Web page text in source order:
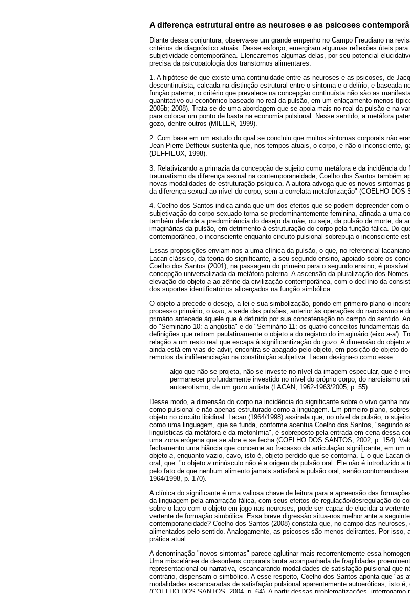
A diferença estrutural entre as neuroses e as psicoses
Diante dessa conjuntura, observa-se um grande empenho no Campo Freudiano na
critérios de diagnóstico atuais. Desse esforço, emergiram algumas reflexões úteis
subjetividade contemporânea. Elencaremos algumas delas, por seu potencial
precisa da psicopatologia dos transtornos alimentares:
1. A hipótese de que existe uma continuidade entre as neuroses e as psicoses, de
descontinuísta, calcada na distinção estrutural entre o sintoma e o delírio, e baseada
função paterna, o critério que prevalece na concepção continuísta não são as
quantitativo ou econômico baseado no real da pulsão, em um enlaçamento menos
2005b; 2008). Trata-se de uma abordagem que se apoia mais no real da pulsão e na
para colocar um ponto de basta na economia pulsional. Nesse sentido, a metáfora
gozo, dentre outros (MILLER, 1999).
2. Com base em um estudo do qual se concluiu que muitos sintomas corporais não
Jean-Pierre Deffieux sustenta que, nos tempos atuais, o corpo, e não o inconsciente,
(DEFFIEUX, 1998).
3. Relativizando a primazia da concepção de sujeito como metáfora e da incidência do
traumatismo da diferença sexual na contemporaneidade, Coelho dos Santos também
novas modalidades de estruturação psíquica. A autora advoga que os novos sintomas
da diferença sexual ao nível do corpo, sem a correlata metaforização" (COELHO DOS
4. Coelho dos Santos indica ainda que um dos efeitos que se podem depreender com
subjetivação do corpo sexuado torna-se predominantemente feminina, afinada a uma
também defende a predominância do desejo da mãe, ou seja, da pulsão de morte, da
imaginárias da pulsão, em detrimento à estruturação do corpo pela função fálica. Do
contemporâneo, o inconsciente enquanto circuito pulsional sobrepuja o inconsciente
Essas proposições enviam-nos a uma clínica da pulsão, o que, no referencial
Lacan clássico, da teoria do significante, a seu segundo ensino, apoiado sobre os
Coelho dos Santos (2001), na passagem do primeiro para o segundo ensino, é
concepção universalizada da metáfora paterna. A ascensão da pluralização dos
elevação do objeto a ao zênite da civilização contemporânea, com o declínio da
dos suportes identificatórios alicerçados na função simbólica.
O objeto a precede o desejo, a lei e sua simbolização, pondo em primeiro plano o
processo primário, o isso, a sede das pulsões, anterior às operações do narcisismo e
primário antecede àquele que é definido por sua concatenação no campo do sentido.
do "Seminário 10: a angústia" e do "Seminário 11: os quatro conceitos fundamentais
definições que retiram paulatinamente o objeto a do registro do imaginário (eixo a-a').
relação a um resto real que escapa à significantização do gozo. A dimensão do objeto a
ainda está em vias de advir, encontra-se apagado pelo objeto, em posição de objeto
remotos da indiferenciação na constituição subjetiva. Lacan designa-o como esse
algo que não se projeta, não se investe no nível da imagem especular, que é
permanecer profundamente investido no nível do próprio corpo, do narcisismo
autoerotismo, de um gozo autista (LACAN, 1962-1963/2005, p. 55).
Desse modo, a dimensão do corpo na incidência do significante sobre o vivo ganha
como pulsional e não apenas estruturado como a linguagem. Em primeiro plano,
objeto no circuito libidinal. Lacan (1964/1998) assinala que, no nível da pulsão, o
como uma linguagem, que se funda, conforme acentua Coelho dos Santos, "segundo
linguísticas da metáfora e da metonímia", é sobreposto pela entrada em cena dessa
uma zona erógena que se abre e se fecha (COELHO DOS SANTOS, 2002, p. 154).
fechamento uma hiância que concerne ao fracasso da articulação significante, em um
objeto a , enquanto vazio, cavo, isto é, objeto perdido que se contorna. É o que Lacan
oral, que: "o objeto a minúsculo não é a origem da pulsão oral. Ele não é introduzido a
pelo fato de que nenhum alimento jamais satisfará a pulsão oral, senão contornando-
1964/1998, p. 170).
A clínica do significante é uma valiosa chave de leitura para a apreensão das
da linguagem pela amarração fálica, com seus efeitos de regulação/desregulação do
sobre o laço com o objeto em jogo nas neuroses, pode ser capaz de elucidar a
vertente de formação simbólica. Essa breve digressão situa-nos melhor ante a
contemporaneidade? Coelho dos Santos (2008) constata que, no campo das
alimentados pelo sentido. Analogamente, as psicoses são menos delirantes. Por isso,
prática atual.
A denominação "novos sintomas" parece aglutinar mais recorrentemente essa
Uma miscelânea de desordens corporais brota acompanhada de fragilidades
representacional ou narrativa, escancarando modalidades de satisfação pulsional que
contrário, dispensam o simbólico. A esse respeito, Coelho dos Santos aponta que "as
modalidades escancaradas de satisfação pulsional aparentemente autoeróticas, isto